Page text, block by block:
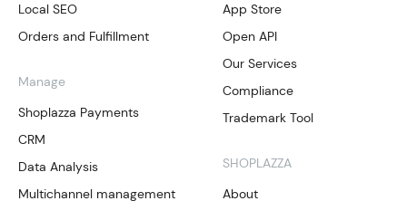
Local SEO
Orders and Fulfillment
Manage
Shoplazza Payments
CRM
Data Analysis
Multichannel management
App Store
Open API
Our Services
Compliance
Trademark Tool
SHOPLAZZA
About